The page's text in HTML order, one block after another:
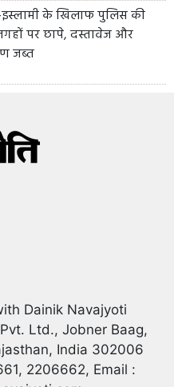
के खिलाफ पुलिस की
पर छापे, दस्तावेज और
जब्त
Dainik Navajyoti
Ltd., Jobner Baag,
India 302006
2206662, Email :